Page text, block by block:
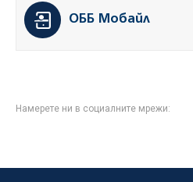
ОББ Мобайл
Намерете ни в социалните мрежи: